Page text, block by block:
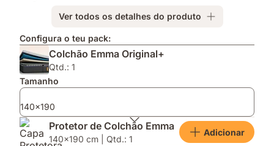
de
espuma
e
molas
ensacadas
a
inovadora
tecnologia
AirGrid®
Outono,
quente
e
macio
para
te
garantir
uma
noite
Ver todos os detalhes do produto
Configura o teu pack:
Colchão Emma Original+
Qtd.: 1
Tamanho
140x190
Protetor de Colchão Emma
140x190 cm | Qtd.: 1
Adicionar